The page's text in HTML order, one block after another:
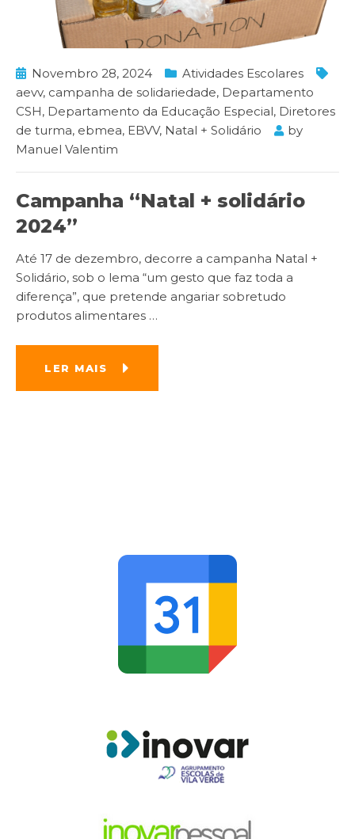
Novembro 28, 2024
Atividades Escolares
aevv, campanha de solidariedade, Departamento
CSH, Departamento da Educação Especial, Diretores
de turma, ebmea, EBVV, Natal + Solidário
by
Manuel Valentim
Campanha “Natal + solidário
2024”
Até 17 de dezembro, decorre a campanha Natal +
Solidário, sob o lema “um gesto que faz toda a
diferença”, que pretende angariar sobretudo
produtos alimentares …
LER MAIS